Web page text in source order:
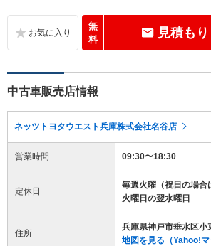
無
料
見積も
中古車販売店情報
ネッツトヨタウエスト兵庫株式会社名谷店
営業時間 09:30〜18:30
定休日
毎週火曜（祝日の場
火曜日の翌水曜日
住所
兵庫県神戸市垂水区小
地図を見る（Yahoo!マ